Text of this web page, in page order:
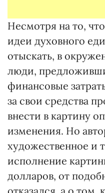
Несмотря на то,
идеи духовного
отыскать, в
люди,
финансовые
за свои средства
внести в картину
изменения. Но
художественное и
исполнение
долларов, от